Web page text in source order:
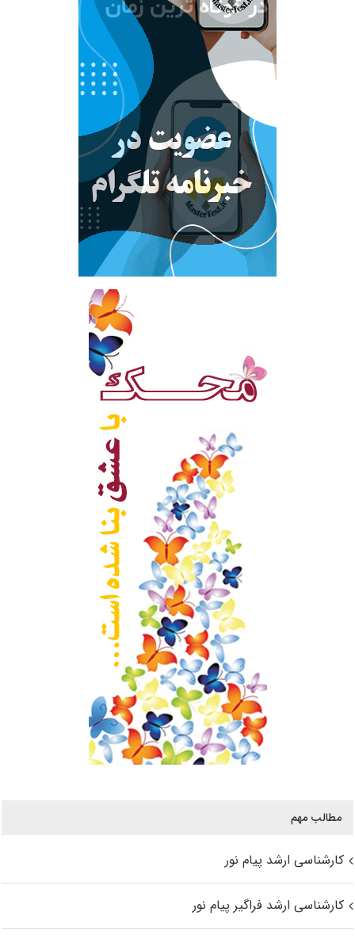
مطالب مهم
کارشناسی ارشد پیام نور
کارشناسی ارشد فراگیر پیام نور